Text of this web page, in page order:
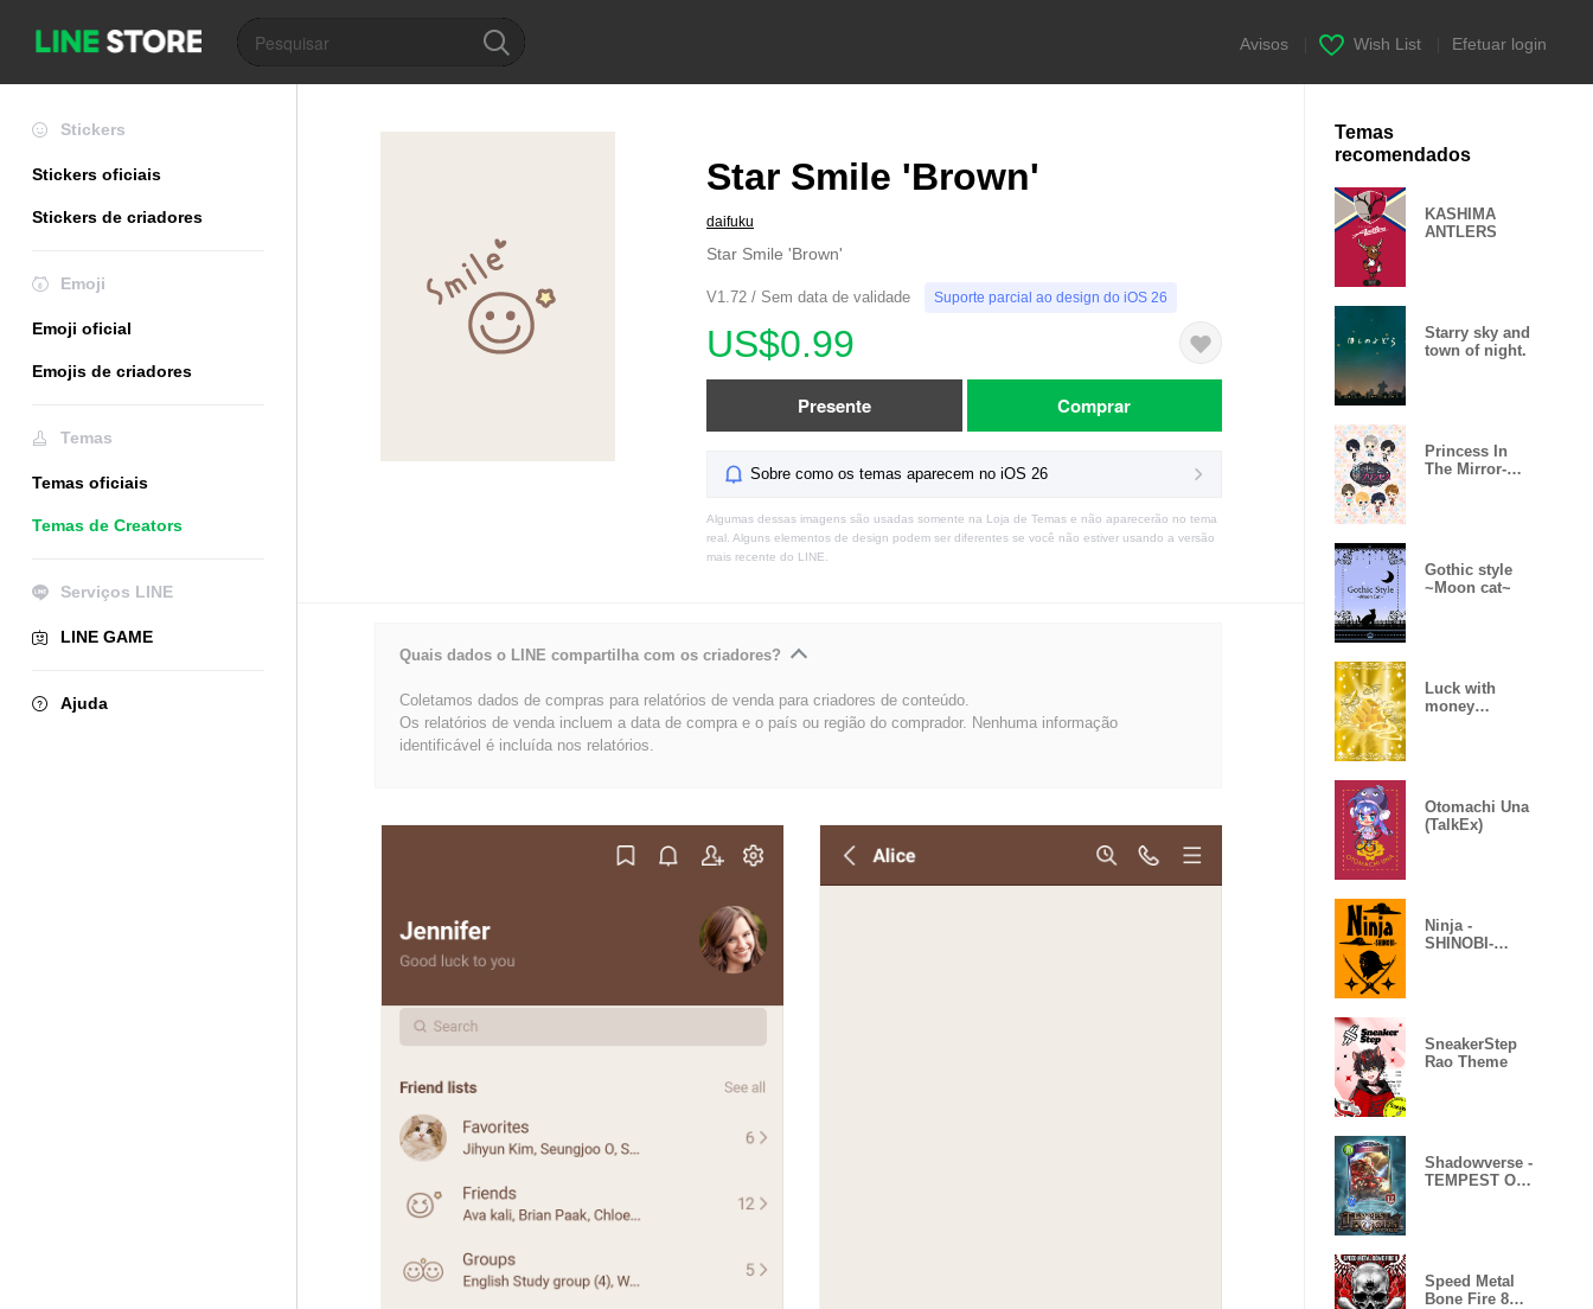
Avisos Wish List Efetuar login
Stickers
Stickers oficiais
Stickers de criadores
Emoji
Emoji oficial
Emojis de criadores
Temas
Temas oficiais
Temas de Creators
Serviços LINE
LINE GAME
Ajuda
Star Smile 'Brown'
daifuku
Star Smile 'Brown'
V1.72 / Sem data de validade Suporte parcial ao design do iOS 26
US$0.99
Presente Comprar
Sobre como os temas aparecem no iOS 26
Algumas dessas imagens são usadas somente na Loja de Temas e não aparecerão no tema
real. Alguns elementos de design podem ser diferentes se você não estiver usando a versão
mais recente do LINE.
Quais dados o LINE compartilha com os criadores?
Coletamos dados de compras para relatórios de venda para criadores de conteúdo.
Os relatórios de venda incluem a data de compra e o país ou região do comprador. Nenhuma informação
identificável é incluída nos relatórios.
Temas
recomendados
KASHIMA
ANTLERS
Starry sky and
town of night.
Princess In
The Mirror-
Gothic style
~Moon cat~
Luck with
money
Otomachi Una
(TalkEx)
Ninja -
SHINOBI-
SneakerStep
Rao Theme
Shadowverse -
TEMPEST OF
Speed Metal
Bone Fire 8